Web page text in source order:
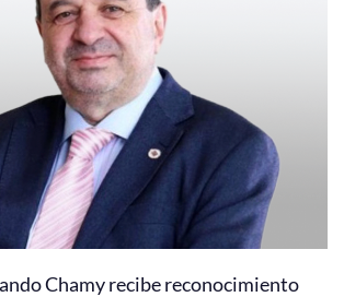
Chamy recibe reconocimiento